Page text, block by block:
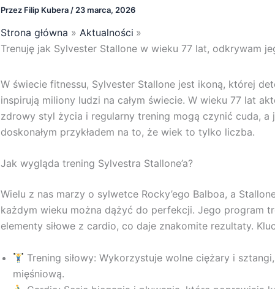
Przez Filip Kubera / 23 marca, 2026
Strona główna
Aktualności
Trenuję jak Sylvester Stallone w wieku 77 lat, odkrywam
W świecie fitnessu, Sylvester Stallone jest ikoną, której
inspirują miliony ludzi na całym świecie. W wieku 77 lat
zdrowy styl życia i regularny trening mogą czynić cuda, a
doskonałym przykładem na to, że wiek to tylko liczba.
Jak wygląda trening Sylvestra Stallone’a?
Wielu z nas marzy o sylwetce Rocky’ego Balboa, a
każdym wieku można dążyć do perfekcji. Jego program
elementy siłowe z cardio, co daje znakomite rezultaty.
Trening siłowy: Wykorzystuje wolne ciężary i
mięśniową.